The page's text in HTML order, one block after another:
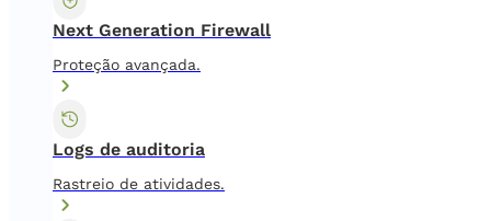
Next Generation Firewall
Proteção avançada.
Logs de auditoria
Rastreio de atividades.